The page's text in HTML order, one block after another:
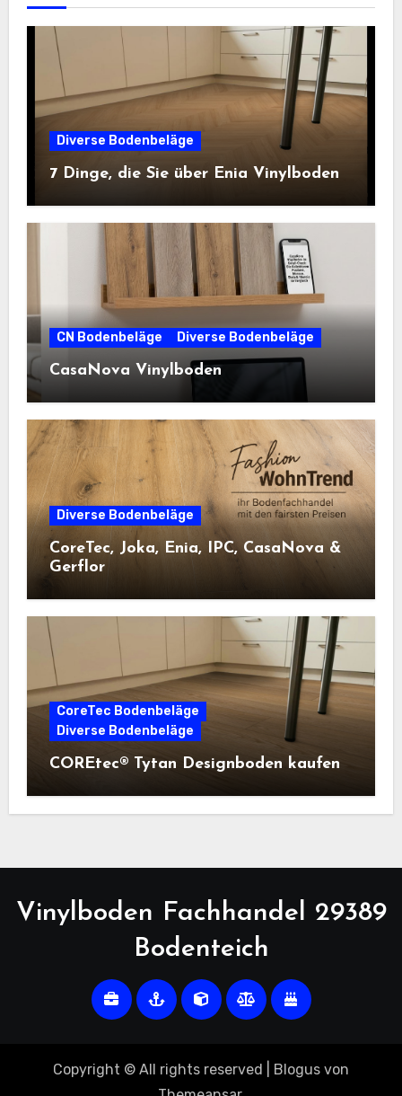
Diverse Bodenbeläge
7 Dinge, die Sie über Enia Vinylboden
CN Bodenbeläge Diverse Bodenbeläge
CasaNova Vinylboden
Diverse Bodenbeläge
CoreTec, Joka, Enia, IPC, CasaNova &
Gerflor
CoreTec Bodenbeläge
Diverse Bodenbeläge
COREtec® Tytan Designboden kaufen
Vinylboden Fachhandel 29389
Bodenteich
Copyright © All rights reserved Blogus von